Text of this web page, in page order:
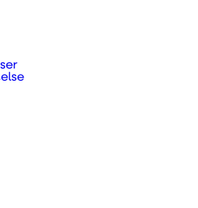
bolig med et
med en
til 92%. Med Wi-Fi og